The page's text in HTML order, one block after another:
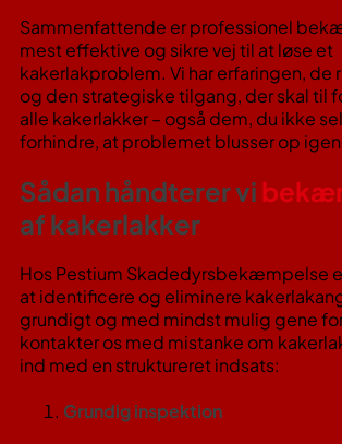
Sammenfattende er professionel
mest effektive og sikre vej til at løse et
kakerlakproblem. Vi har erfaringen,
og den strategiske tilgang, der skal til
alle kakerlakker – også dem, du ikke
forhindre, at problemet blusser op
Sådan håndterer vi
af kakerlakker
Hos Pestium Skadedyrsbekæmpelse
at identificere og eliminere
grundigt og med mindst mulig gene
kontakter os med mistanke om
ind med en struktureret indsats:
Grundig inspektion